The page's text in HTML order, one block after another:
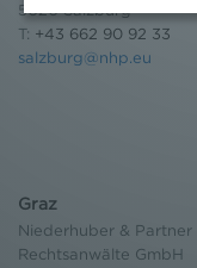
5020 Salzburg
T: +43 662 90 92 33
salzburg@nhp.eu
Graz
Niederhuber & Partner
Rechtsanwälte GmbH
werden können.
Einwilligung